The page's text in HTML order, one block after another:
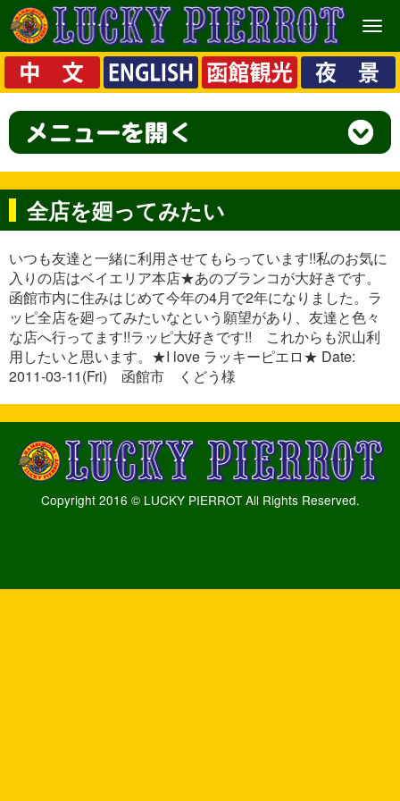
メ
ニ
ュ
ー
全店を廻ってみたい
いつも友達と一緒に利用させてもらっています!!私のお気に
入りの店はベイエリア本店★あのブランコが大好きです。
函館市内に住みはじめて今年の4月で2年になりました。ラ
ッピ全店を廻ってみたいなという願望があり、友達と色々
な店へ行ってます!!ラッピ大好きです!! これからも沢山利
用したいと思います。★I love ラッキーピエロ★ Date:
2011-03-11(Fri) 函館市 くどう様
Copyright 2016 © LUCKY PIERROT All Rights Reserved.